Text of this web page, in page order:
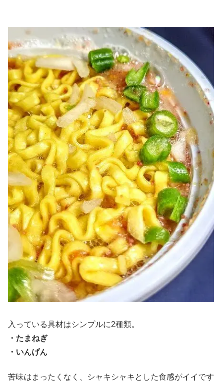
入っている具材はシンプルに2種類。
・たまねぎ
・いんげん
苦味はまったくなく、シャキシャキとした食感がイイです